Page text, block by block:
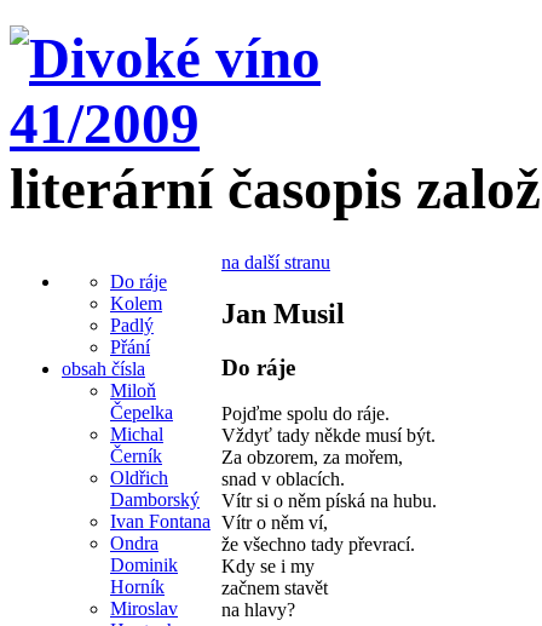
literární časopis
Do ráje
Kolem
Padlý
Přání
obsah čísla
Miloň
Čepelka
Michal
Černík
Oldřich
Damborský
Ivan Fontana
Ondra
Dominik
Horník
Miroslav
na další stranu
Jan Musil
Do ráje
Pojďme spolu do ráje.
Vždyť tady někde musí být.
Za obzorem, za mořem,
snad v oblacích.
Vítr si o něm píská na hubu.
Vítr o něm ví,
že všechno tady převrací.
Kdy se i my
začnem stavět
na hlavy?